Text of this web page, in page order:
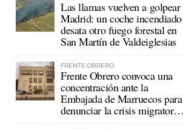
Las llamas vuelven a golpear
Madrid: un coche incendiado
desata otro fuego forestal en
San Martín de Valdeiglesias
FRENTE OBRERO
Frente Obrero convoca una
concentración ante la
Embajada de Marruecos para
denunciar la crisis migratoria